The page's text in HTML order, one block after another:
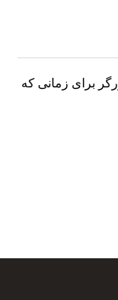
برای زمانی که